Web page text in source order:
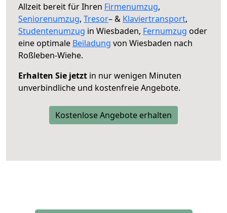
Allzeit bereit für Ihren Firmenumzug,
Seniorenumzug, Tresor– & Klaviertransport,
Studentenumzug in Wiesbaden, Fernumzug oder
eine optimale Beiladung von Wiesbaden nach
Roßleben-Wiehe.
Erhalten Sie jetzt in nur wenigen Minuten
unverbindliche und kostenfreie Angebote.
Kostenlose Angebote erhalten